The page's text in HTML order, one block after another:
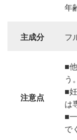
年
主成分 フ
注意点
■
う。
■
は
■
で